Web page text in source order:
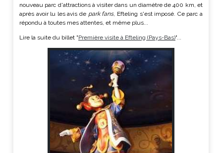
nouveau parc d'attractions à visiter dans un diamètre de 400 km, et
après avoir lu les avis de park fans, Efteling s'est imposé. Ce parc a
répondu à toutes mes attentes, et même plus...
Lire la suite du billet "Première visite à Efteling (Pays-Bas)"...